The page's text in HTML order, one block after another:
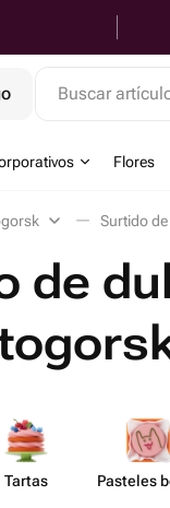
Buscar
Flores
Surtido
de
Tartas Pasteles